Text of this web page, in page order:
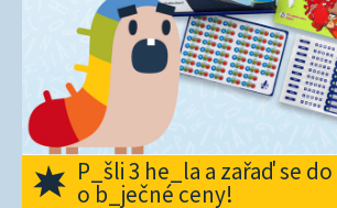
P_šli 3 he_la a zařaď se
o b_ječné ceny!